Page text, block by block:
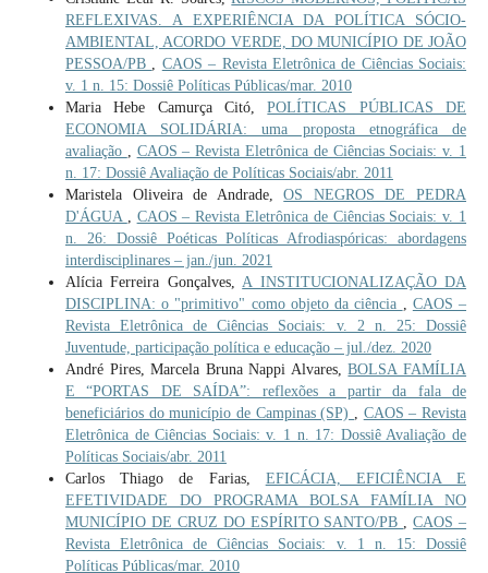
REFLEXIVAS. A EXPERIÊNCIA DA POLÍTICA SÓCIO-
AMBIENTAL, ACORDO VERDE, DO MUNICÍPIO DE JOÃO
PESSOA/PB
CAOS – Revista Eletrônica de Ciências Sociais:
v. 1 n. 15: Dossiê Políticas Públicas/mar. 2010
Maria Hebe Camurça Citó,POLÍTICAS PÚBLICAS DE
ECONOMIA SOLIDÁRIA: uma proposta etnográfica de
avaliação
CAOS – Revista Eletrônica de Ciências Sociais: v. 1
n. 17: Dossiê Avaliação de Políticas Sociais/abr. 2011
Maristela Oliveira de Andrade,OS NEGROS DE PEDRA
D'ÁGUA
CAOS – Revista Eletrônica de Ciências Sociais: v. 1
n. 26: Dossiê Poéticas Políticas Afrodiaspóricas: abordagens
interdisciplinares – jan./jun. 2021
Alícia Ferreira Gonçalves, A INSTITUCIONALIZAÇÃO DA
DISCIPLINA: o "primitivo" como objeto da ciência
CAOS –
Revista Eletrônica de Ciências Sociais: v. 2 n. 25: Dossiê
Juventude, participação política e educação – jul./dez. 2020
André Pires, Marcela Bruna Nappi Alvares,BOLSA FAMÍLIA
E “PORTAS DE SAÍDA”: reflexões a partir da fala de
beneficiários do município de Campinas (SP)
CAOS – Revista
Eletrônica de Ciências Sociais: v. 1 n. 17: Dossiê Avaliação de
Políticas Sociais/abr. 2011
Carlos Thiago de Farias, EFICÁCIA, EFICIÊNCIA E
EFETIVIDADE DO PROGRAMA BOLSA FAMÍLIA NO
MUNICÍPIO DE CRUZ DO ESPÍRITO SANTO/PB
,CAOS –
Revista Eletrônica de Ciências Sociais: v. 1 n. 15: Dossiê
Políticas Públicas/mar. 2010